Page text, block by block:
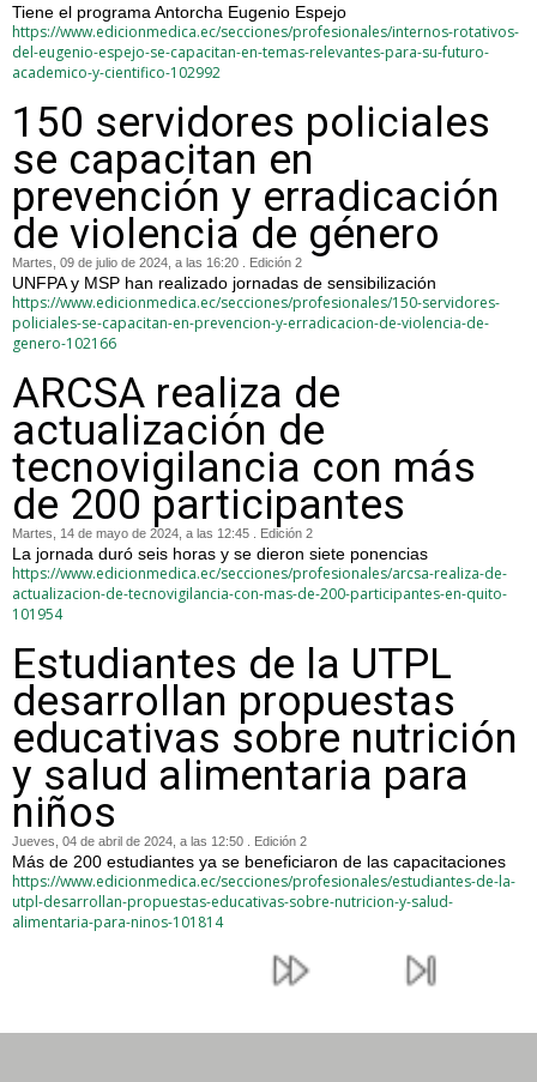
Tiene el programa Antorcha Eugenio Espejo
https://www.edicionmedica.ec/secciones/profesionales/internos-rotativos-
del-eugenio-espejo-se-capacitan-en-temas-relevantes-para-su-futuro-
academico-y-cientifico-102992
150 servidores policiales
se capacitan en
prevención y erradicación
de violencia de género
Martes, 09 de julio de 2024, a las 16:20 . Edición 2
UNFPA y MSP han realizado jornadas de sensibilización
https://www.edicionmedica.ec/secciones/profesionales/150-servidores-
policiales-se-capacitan-en-prevencion-y-erradicacion-de-violencia-de-
genero-102166
ARCSA realiza de
actualización de
tecnovigilancia con más
de 200 participantes
Martes, 14 de mayo de 2024, a las 12:45 . Edición 2
La jornada duró seis horas y se dieron siete ponencias
https://www.edicionmedica.ec/secciones/profesionales/arcsa-realiza-de-
actualizacion-de-tecnovigilancia-con-mas-de-200-participantes-en-quito-
101954
Estudiantes de la UTPL
desarrollan propuestas
educativas sobre nutrición
y salud alimentaria para
niños
Jueves, 04 de abril de 2024, a las 12:50 . Edición 2
Más de 200 estudiantes ya se beneficiaron de las capacitaciones
https://www.edicionmedica.ec/secciones/profesionales/estudiantes-de-la-
utpl-desarrollan-propuestas-educativas-sobre-nutricion-y-salud-
alimentaria-para-ninos-101814